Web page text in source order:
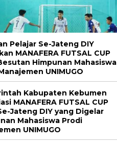
Pelajar Se-Jateng DIY
MANAFERA FUTSAL CUP
Himpunan Mahasiswa
UNIMUGO
Kabupaten Kebumen
MANAFERA FUTSAL CUP
Jateng DIY yang Digelar
Mahasiswa Prodi
UNIMUGO